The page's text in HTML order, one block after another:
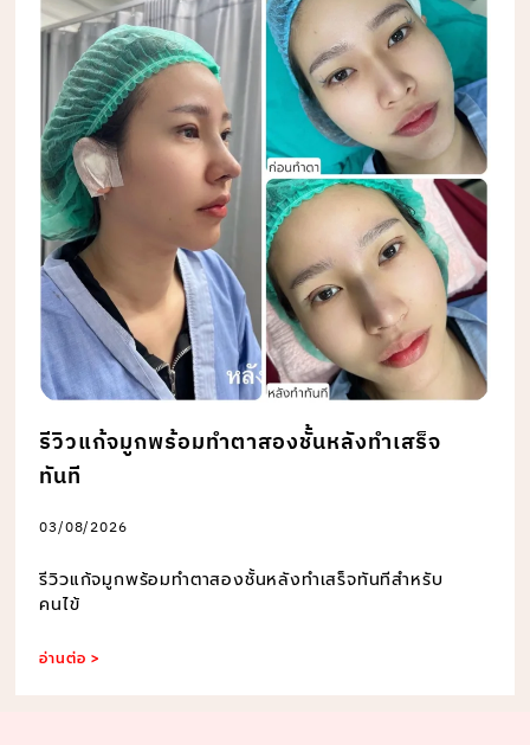
รีวิวแก้จมูกพร้อมทำตาสองชั้นหลังทำเสร็จ
ทันที
03/08/2026
รีวิวแก้จมูกพร้อมทำตาสองชั้นหลังทำเสร็จทันทีสำหรับ
คนไข้
อ่านต่อ >